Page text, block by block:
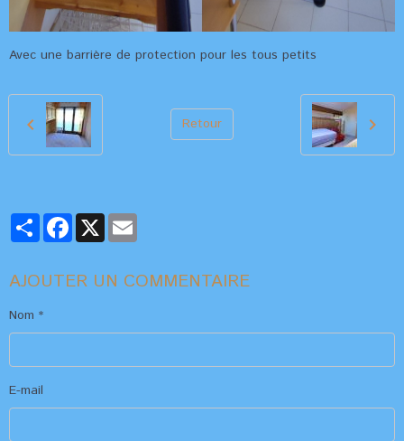
Avec une barrière de protection pour les tous petits
Retour
PartagerFacebook
X
AJOUTER UN COMMENTAIRE
Nom
E-mail